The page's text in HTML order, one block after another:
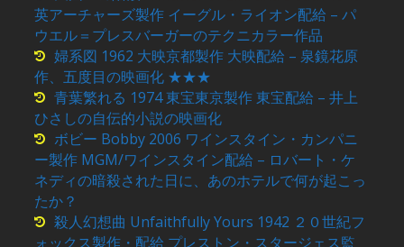
英アーチャーズ製作 イーグル・ライオン配給 – パ
ウエル＝プレスバーガーのテクニカラー作品
婦系図 1962 大映京都製作 大映配給 – 泉鏡花原
作、五度目の映画化 ★★★
青葉繁れる 1974 東宝東京製作 東宝配給 – 井上
ひさしの自伝的小説の映画化
ボビー Bobby 2006 ワインスタイン・カンパニ
ー製作 MGM/ワインスタイン配給 – ロバート・ケ
ネディの暗殺された日に、あのホテルで何が起こっ
たか？
殺人幻想曲 Unfaithfully Yours 1942 ２０世紀フ
ォックス製作・配給 プレストン・スタージェス監